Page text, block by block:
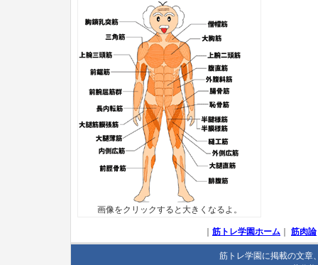
画像をクリックすると大きくなるよ。
筋トレ学園ホーム 筋肉論
筋トレ学園に掲載の文章